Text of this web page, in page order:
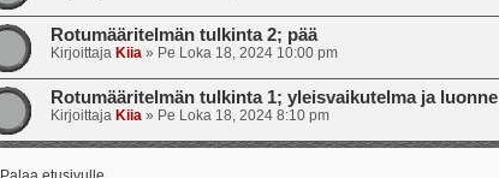
Rotumääritelmän tulkinta 2; pää
Kirjoittaja Kiia » Pe Loka 18, 2024 10:00 pm
Rotumääritelmän tulkinta 1; yleisvaikutelma ja luonne
Kirjoittaja Kiia » Pe Loka 18, 2024 8:10 pm